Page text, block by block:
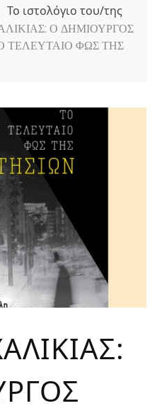
Το ιστολόγιο του/της
Ο ΔΗΜΙΟΥΡΓΟΣ
ΤΕΛΕΥΤΑΙΟ ΦΩΣ ΤΗΣ